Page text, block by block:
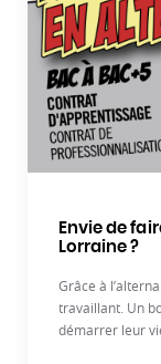
Envie de
Lorraine ?
Grâce à
travaillant. Un
démarrer leur